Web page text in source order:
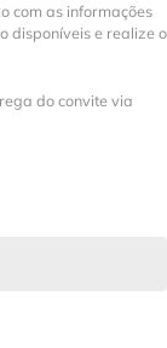
com as informações
disponíveis e realize o
do convite via